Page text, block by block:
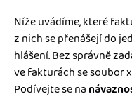
Níže uvádíme, které
z nich se přenášejí do
hlášení. Bez správně
ve fakturách se soubor
Podívejte se na